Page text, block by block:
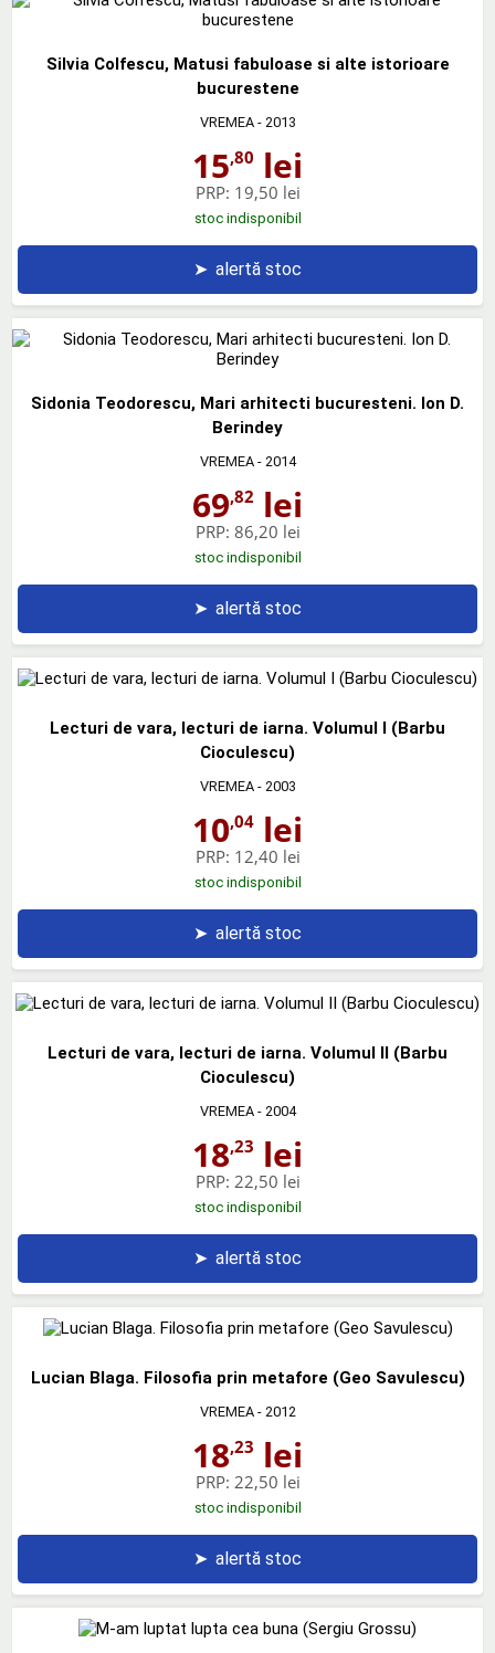
Silvia Colfescu, Matusi fabuloase si alte istorioare
bucurestene
VREMEA- 2013
15,80 lei
PRP: 19,50 lei
stoc indisponibil
➤ alertă stoc
Sidonia Teodorescu, Mari arhitecti bucuresteni. Ion D.
Berindey
VREMEA- 2014
69,82 lei
PRP: 86,20 lei
stoc indisponibil
➤ alertă stoc
Lecturi de vara, lecturi de iarna. Volumul I (Barbu
Cioculescu)
VREMEA- 2003
10,04 lei
PRP: 12,40 lei
stoc indisponibil
➤ alertă stoc
Lecturi de vara, lecturi de iarna. Volumul II (Barbu
Cioculescu)
VREMEA- 2004
18,23 lei
PRP: 22,50 lei
stoc indisponibil
➤ alertă stoc
Lucian Blaga. Filosofia prin metafore (Geo Savulescu)
VREMEA- 2012
18,23 lei
PRP: 22,50 lei
stoc indisponibil
➤ alertă stoc